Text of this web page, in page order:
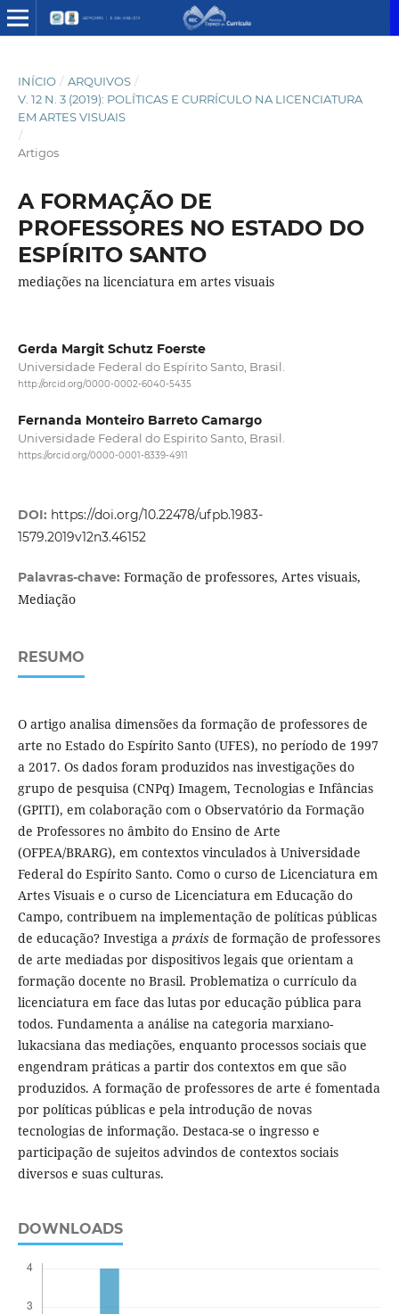
INÍCIO / ARQUIVOS /
V. 12 N. 3 (2019): POLÍTICAS E CURRÍCULO NA LICENCIATURA
EM ARTES VISUAIS
/
Artigos
A FORMAÇÃO DE
PROFESSORES NO ESTADO DO
ESPÍRITO SANTO
mediações na licenciatura em artes visuais
Gerda Margit Schutz Foerste
Universidade Federal do Espírito Santo, Brasil.
http://orcid.org/0000-0002-6040-5435
Fernanda Monteiro Barreto Camargo
Universidade Federal do Espirito Santo, Brasil.
https://orcid.org/0000-0001-8339-4911
DOI: https://doi.org/10.22478/ufpb.1983-
1579.2019v12n3.46152
Palavras-chave: Formação de professores, Artes visuais,
Mediação
RESUMO
O artigo analisa dimensões da formação de professores de
arte no Estado do Espírito Santo (UFES), no período de 1997
a 2017. Os dados foram produzidos nas investigações do
grupo de pesquisa (CNPq) Imagem, Tecnologias e Infâncias
(GPITI), em colaboração com o Observatório da Formação
de Professores no âmbito do Ensino de Arte
(OFPEA/BRARG), em contextos vinculados à Universidade
Federal do Espírito Santo. Como o curso de Licenciatura em
Artes Visuais e o curso de Licenciatura em Educação do
Campo, contribuem na implementação de políticas públicas
de educação? Investiga a práxis de formação de professores
de arte mediadas por dispositivos legais que orientam a
formação docente no Brasil. Problematiza o currículo da
licenciatura em face das lutas por educação pública para
todos. Fundamenta a análise na categoria marxiano-
lukacsiana das mediações, enquanto processos sociais que
engendram práticas a partir dos contextos em que são
produzidos. A formação de professores de arte é fomentada
por políticas públicas e pela introdução de novas
tecnologias de informação. Destaca-se o ingresso e
participação de sujeitos advindos de contextos sociais
diversos e suas culturas.
DOWNLOADS